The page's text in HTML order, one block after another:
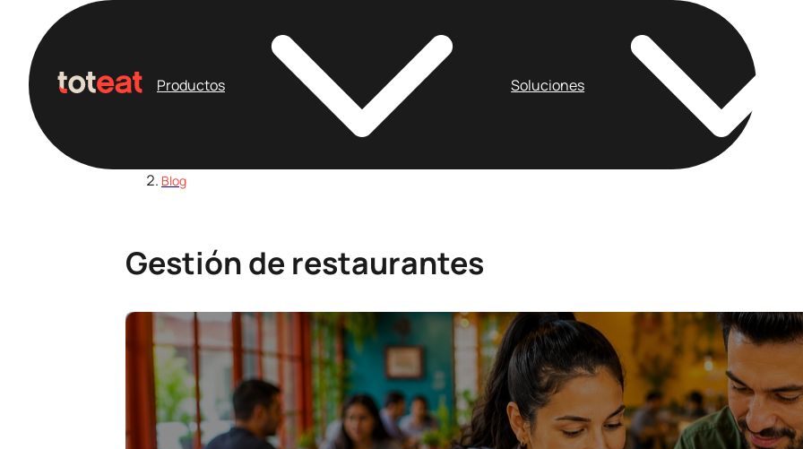
Productos Soluciones
Blog
Gestión de restaurantes